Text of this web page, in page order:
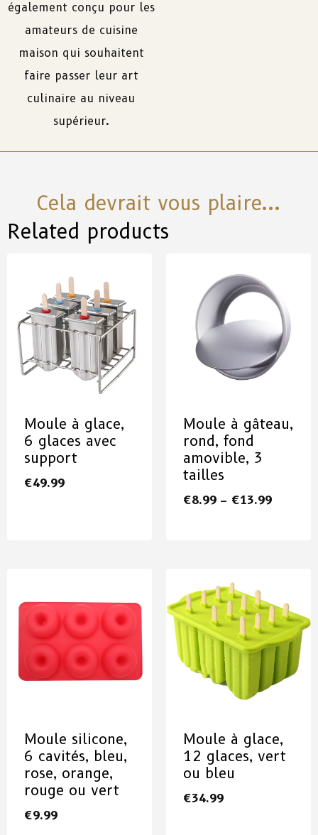
également conçu pour les
amateurs de cuisine
maison qui souhaitent
faire passer leur art
culinaire au niveau
supérieur.
Cela devrait vous plaire...
Related products
Moule à glace,
6 glaces avec
support
€49.99
Moule à gâteau,
rond, fond
amovible, 3
tailles
€8.99 – €13.99
Moule silicone,
6 cavités, bleu,
rose, orange,
rouge ou vert
€9.99
Moule à glace,
12 glaces, vert
ou bleu
€34.99